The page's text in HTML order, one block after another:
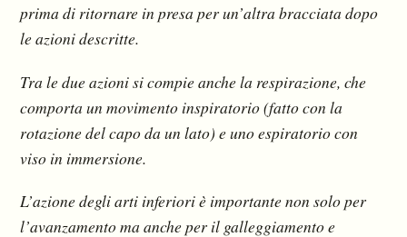
prima di ritornare in presa per un’altra bracciata dopo
le azioni descritte.
Tra le due azioni si compie anche la respirazione, che
comporta un movimento inspiratorio (fatto con la
rotazione del capo da un lato) e uno espiratorio con
viso in immersione.
L’azione degli arti inferiori è importante non solo per
l’avanzamento ma anche per il galleggiamento e